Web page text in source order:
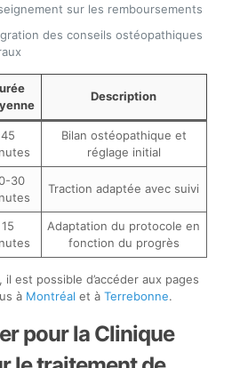
sur les remboursements
des conseils ostéopathiques
Description
45
Bilan ostéopathique et
réglage initial
30
Traction adaptée avec suivi
15
Adaptation du protocole en
fonction du progrès
est possible d’accéder aux pages
à Montréal et à Terrebonne.
pour la Clinique